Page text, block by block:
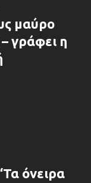
μαύρο
γράφει η
όνειρα